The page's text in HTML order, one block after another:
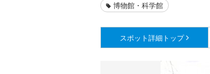
博物館・科学館
スポット詳細 トップ